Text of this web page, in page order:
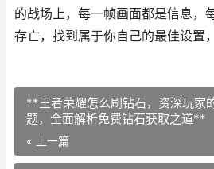
的战场上，每一帧画面都是信息，
存亡，找到属于你自己的最佳设置
**王者荣耀怎么刷钻石，资深玩家
题，全面解析免费钻石获取之道**
« 上一篇